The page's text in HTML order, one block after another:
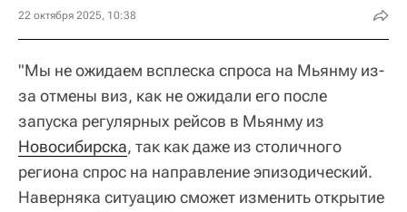
22 октября 2025, 10:38
"Мы не ожидаем всплеска спроса на Мьянму из-
за отмены виз, как не ожидали его после
запуска регулярных рейсов в Мьянму из
Новосибирска, так как даже из столичного
региона спрос на направление эпизодический.
Наверняка ситуацию сможет изменить открытие